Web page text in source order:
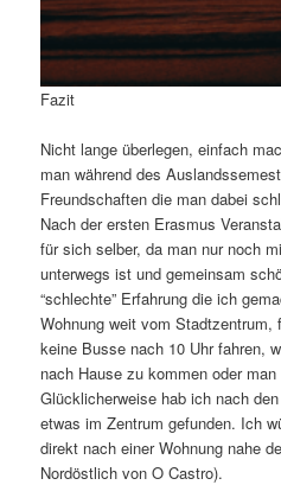
Fazit
Nicht lange überlegen, einfach
man während des
Freundschaften die man dabei
Nach der ersten Erasmus
für sich selber, da man nur noch
unterwegs ist und gemeinsam
“schlechte” Erfahrung die ich
Wohnung weit vom
keine Busse nach 10 Uhr fahren,
nach Hause zu kommen oder
Glücklicherweise hab ich nach
etwas im Zentrum gefunden. Ich
direkt nach einer Wohnung nahe
Nordöstlich von O Castro).